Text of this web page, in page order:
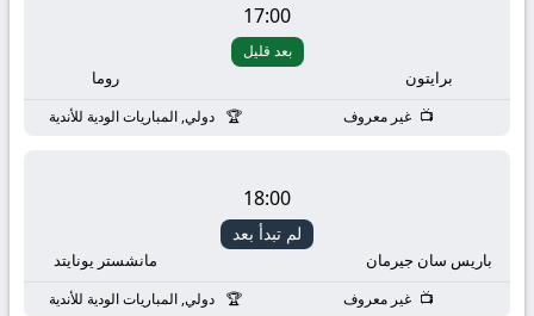
برايتون
17:00
بعد قليل
روما
غير معروف دولي, المباريات الودية للأندية
باريس سان جيرمان
18:00
لم تبدأ بعد
مانشستر يونايتد
غير معروف دولي, المباريات الودية للأندية